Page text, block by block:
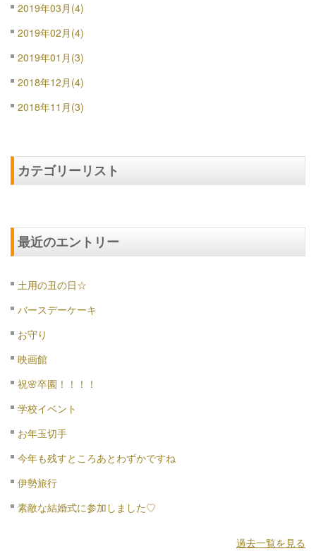
2019年03月(4)
2019年02月(4)
2019年01月(3)
2018年12月(4)
2018年11月(3)
カテゴリーリスト
最近のエントリー
土用の丑の日☆
バースデーケーキ
お守り
映画館
祝🌸卒園！！！！
学校イベント
お年玉切手
今年も残すところあとわずかですね
伊勢旅行
素敵な結婚式に参加しました♡
過去一覧を見る